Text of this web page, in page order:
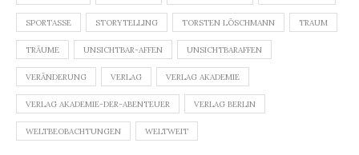
SPORTASSE STORYTELLING TORSTEN LÖSCHMANN TRAUM
TRÄUME UNSICHTBAR-AFFEN UNSICHTBARAFFEN
VERÄNDERUNG VERLAG VERLAG AKADEMIE
VERLAG AKADEMIE-DER-ABENTEUER VERLAG BERLIN
WELTBEOBACHTUNGEN WELTWEIT